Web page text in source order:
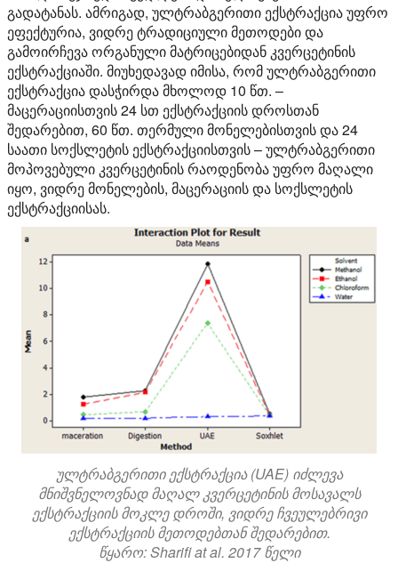
გადატანას. ამრიგად, ულტრაბგერითი ექსტრაქცია უფრო
ეფექტურია, ვიდრე ტრადიციული მეთოდები და
გამოირჩევა ორგანული მატრიცებიდან კვერცეტინის
ექსტრაქციაში. მიუხედავად იმისა, რომ ულტრაბგერითი
ექსტრაქცია დასჭირდა მხოლოდ 10 წთ. –
მაცერაციისთვის 24 სთ ექსტრაქციის დროსთან
შედარებით, 60 წთ. თერმული მონელებისთვის და 24
საათი სოქსლეტის ექსტრაქციისთვის – ულტრაბგერითი
მოპოვებული კვერცეტინის რაოდენობა უფრო მაღალი
იყო, ვიდრე მონელების, მაცერაციის და სოქსლეტის
ექსტრაქციისას.
ულტრაბგერითი ექსტრაქცია (UAE) იძლევა
მნიშვნელოვნად მაღალ კვერცეტინის მოსავალს
ექსტრაქციის მოკლე დროში, ვიდრე ჩვეულებრივი
ექსტრაქციის მეთოდებთან შედარებით.
წყარო: Sharifi at al. 2017 წელი